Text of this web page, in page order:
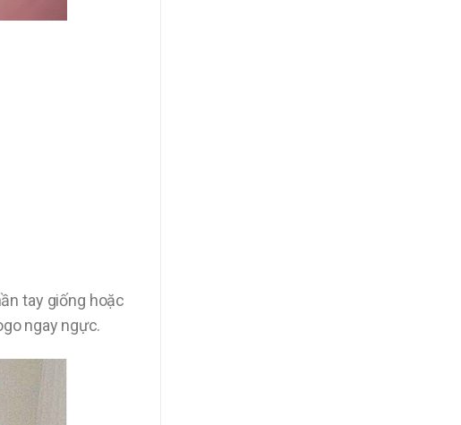
tay giống hoặc
ngay ngực.